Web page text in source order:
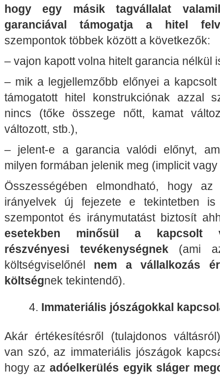
hogy egy másik tagvállalat
garanciával támogatja a hitel
szempontok többek között a következők:
– vajon kapott volna hitelt garancia nélkül
– mik a legjellemzőbb előnyei a
támogatott hitel konstrukciónak azzal
nincs (tőke összege nőtt, kamat
változott, stb.),
– jelent-e a garancia valódi előnyt,
milyen formában jelenik meg (implicit
Összességében elmondható, hogy az
irányelvek új fejezete e tekintetben is
szempontot és iránymutatást biztosít
esetekben minősül a kapcsolt
részvényesi tevékenységnek(ami
költségviselőnél nem a vállalkozás
költségnek tekintendő).
Immateriális jószágokkal
Akár értékesítésről (tulajdonos
van szó, az immateriális jószágok
hogy azadóelkerülés egyik sláger